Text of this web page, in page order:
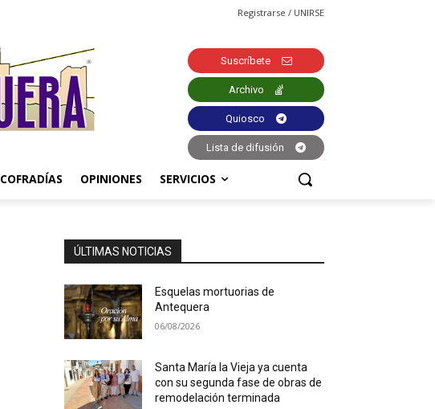
Registrarse / UNIRSE
Suscríbete
Archivo
Quiosco
Lista de difusión
COFRADÍAS OPINIONES SERVICIOS
ÚLTIMAS NOTICIAS
Esquelas mortuorias de
Antequera
06/08/2026
Santa María la Vieja ya cuenta
con su segunda fase de obras de
remodelación terminada